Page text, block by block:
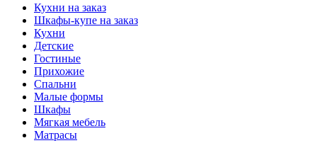
Кухни на заказ
Шкафы-купе на заказ
Кухни
Детские
Гостиные
Прихожие
Спальни
Малые формы
Шкафы
Мягкая мебель
Матрасы